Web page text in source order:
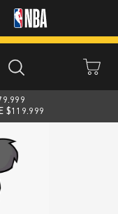
$119.999